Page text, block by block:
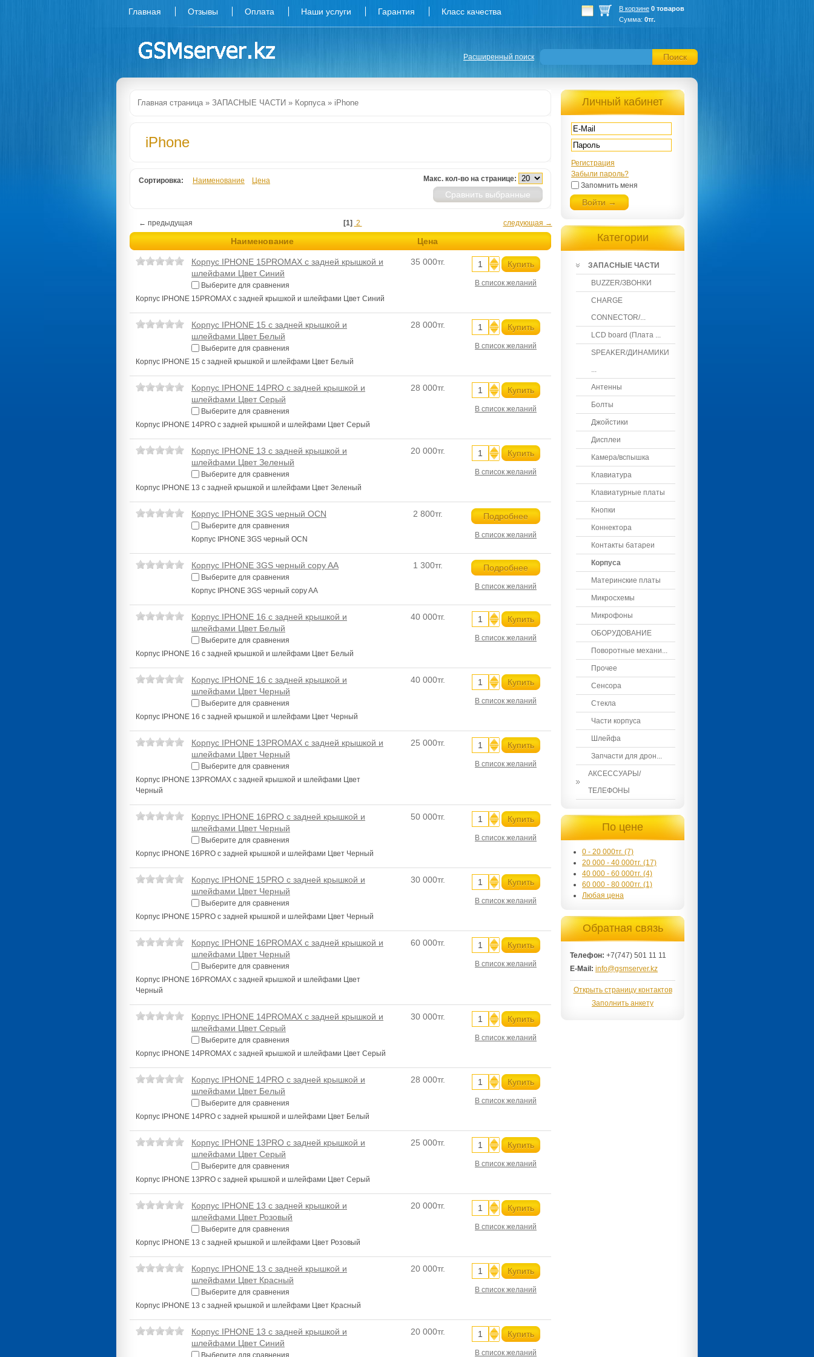
Главная Отзывы Оплата Наши услуги Гарантия Класс качества В корзине 0 товаров
Сумма: 0тг.
Расширенный поиск Поиск
Главная страница» ЗАПАСНЫЕ ЧАСТИ » Корпуса» iPhone
iPhone
Сортировка: Наименование Цена Макс. кол-во на странице:
Сравнить выбранные
← предыдущая [1] 2 следующая →
Наименование Цена
Корпус IPHONE 15PROMAX с задней крышкой и
шлейфами Цвет Синий
Выберите для сравнения
Корпус IPHONE 15PROMAX с задней крышкой и шлейфами Цвет Синий
35 000тг. Купить
В список желаний
Корпус IPHONE 15 с задней крышкой и
шлейфами Цвет Белый
Выберите для сравнения
Корпус IPHONE 15 с задней крышкой и шлейфами Цвет Белый
28 000тг. Купить
В список желаний
Корпус IPHONE 14PRO с задней крышкой и
шлейфами Цвет Серый
Выберите для сравнения
Корпус IPHONE 14PRO с задней крышкой и шлейфами Цвет Серый
28 000тг. Купить
В список желаний
Корпус IPHONE 13 с задней крышкой и
шлейфами Цвет Зеленый
Выберите для сравнения
Корпус IPHONE 13 с задней крышкой и шлейфами Цвет Зеленый
20 000тг. Купить
В список желаний
Корпус IPHONE 3GS черный OCN
Выберите для сравнения
Корпус IPHONE 3GS черный OCN
2 800тг. Подробнее
В список желаний
Корпус IPHONE 3GS черный copy AA
Выберите для сравнения
Корпус IPHONE 3GS черный copy AA
1 300тг. Подробнее
В список желаний
Корпус IPHONE 16 с задней крышкой и
шлейфами Цвет Белый
Выберите для сравнения
Корпус IPHONE 16 с задней крышкой и шлейфами Цвет Белый
40 000тг. Купить
В список желаний
Корпус IPHONE 16 с задней крышкой и
шлейфами Цвет Черный
Выберите для сравнения
Корпус IPHONE 16 с задней крышкой и шлейфами Цвет Черный
40 000тг. Купить
В список желаний
Корпус IPHONE 13PROMAX с задней крышкой и
шлейфами Цвет Черный
Выберите для сравнения
Корпус IPHONE 13PROMAX с задней крышкой и шлейфами Цвет
Черный
25 000тг. Купить
В список желаний
Корпус IPHONE 16PRO с задней крышкой и
шлейфами Цвет Черный
Выберите для сравнения
Корпус IPHONE 16PRO с задней крышкой и шлейфами Цвет Черный
50 000тг. Купить
В список желаний
Корпус IPHONE 15PRO с задней крышкой и
шлейфами Цвет Черный
Выберите для сравнения
Корпус IPHONE 15PRO с задней крышкой и шлейфами Цвет Черный
30 000тг. Купить
В список желаний
Корпус IPHONE 16PROMAX с задней крышкой и
шлейфами Цвет Черный
Выберите для сравнения
Корпус IPHONE 16PROMAX с задней крышкой и шлейфами Цвет
Черный
60 000тг. Купить
В список желаний
Корпус IPHONE 14PROMAX с задней крышкой и
шлейфами Цвет Серый
Выберите для сравнения
Корпус IPHONE 14PROMAX с задней крышкой и шлейфами Цвет Серый
30 000тг. Купить
В список желаний
Корпус IPHONE 14PRO с задней крышкой и
шлейфами Цвет Белый
Выберите для сравнения
Корпус IPHONE 14PRO с задней крышкой и шлейфами Цвет Белый
28 000тг. Купить
В список желаний
Корпус IPHONE 13PRO с задней крышкой и
шлейфами Цвет Серый
Выберите для сравнения
Корпус IPHONE 13PRO с задней крышкой и шлейфами Цвет Серый
25 000тг. Купить
В список желаний
Корпус IPHONE 13 с задней крышкой и
шлейфами Цвет Розовый
Выберите для сравнения
Корпус IPHONE 13 с задней крышкой и шлейфами Цвет Розовый
20 000тг. Купить
В список желаний
Корпус IPHONE 13 с задней крышкой и
шлейфами Цвет Красный
Выберите для сравнения
Корпус IPHONE 13 с задней крышкой и шлейфами Цвет Красный
20 000тг. Купить
В список желаний
Корпус IPHONE 13 с задней крышкой и
шлейфами Цвет Синий
Выберите для сравнения
20 000тг. Купить
В список желаний
Личный кабинет
Регистрация
Забыли пароль?
Запомнить меня
Войти →
Категории
ЗАПАСНЫЕ ЧАСТИ
BUZZER/ЗВОНКИ
CHARGE
CONNECTOR/...
LCD board (Плата ...
SPEAKER/ДИНАМИКИ
...
Антенны
Болты
Джойстики
Дисплеи
Камера/вспышка
Клавиатура
Клавиатурные платы
Кнопки
Коннектора
Контакты батареи
Корпуса
Материнские платы
Микросхемы
Микрофоны
ОБОРУДОВАНИЕ
Поворотные механи...
Прочее
Сенсора
Стекла
Части корпуса
Шлейфа
Запчасти для дрон...
АКСЕССУАРЫ/
ТЕЛЕФОНЫ
По цене
0 - 20 000тг. (7)
20 000 - 40 000тг. (17)
40 000 - 60 000тг. (4)
60 000 - 80 000тг. (1)
Любая цена
Обратная связь
Телефон: +7(747) 501 11 11
E-Mail: info@gsmserver.kz
Открыть страницу контактов
Заполнить анкету